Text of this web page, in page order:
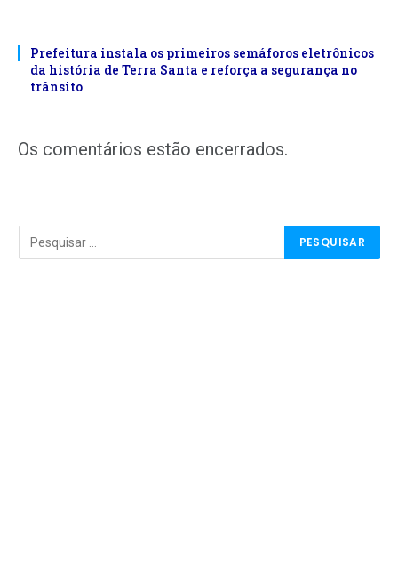
Prefeitura instala os primeiros semáforos eletrônicos
da história de Terra Santa e reforça a segurança no
trânsito
Os comentários estão encerrados.